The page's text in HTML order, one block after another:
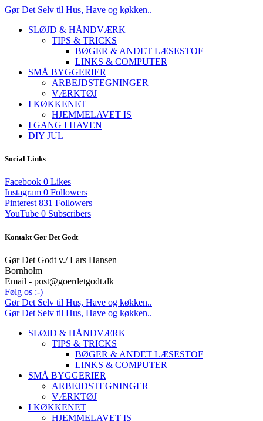
Gør Det Selv til Hus, Have og køkken..
SLØJD & HÅNDVÆRK
TIPS & TRICKS
BØGER & ANDET LÆSESTOF
LINKS & COMPUTER
SMÅ BYGGERIER
ARBEJDSTEGNINGER
VÆRKTØJ
I KØKKENET
HJEMMELAVET IS
I GANG I HAVEN
DIY JUL
Social Links
Facebook 0 Likes
Instagram 0 Followers
Pinterest 831 Followers
YouTube 0 Subscribers
Kontakt Gør Det Godt
Gør Det Godt v./ Lars Hansen
Bornholm
Email - post@goerdetgodt.dk
Følg os :-)
Gør Det Selv til Hus, Have og køkken..
Gør Det Selv til Hus, Have og køkken..
SLØJD & HÅNDVÆRK
TIPS & TRICKS
BØGER & ANDET LÆSESTOF
LINKS & COMPUTER
SMÅ BYGGERIER
ARBEJDSTEGNINGER
VÆRKTØJ
I KØKKENET
HJEMMELAVET IS